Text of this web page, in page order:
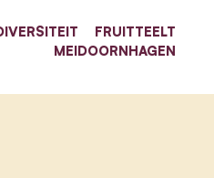
FRUITTEELT
MEIDOORNHAGEN